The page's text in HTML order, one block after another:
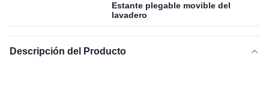
Estante plegable movible del
lavadero
Descripción del Producto